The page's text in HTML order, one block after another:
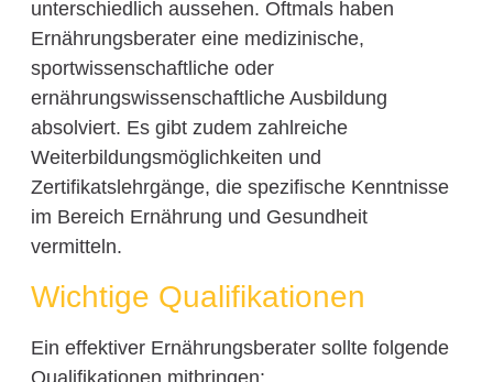
unterschiedlich aussehen. Oftmals haben
Ernährungsberater eine medizinische,
sportwissenschaftliche oder
ernährungswissenschaftliche Ausbildung
absolviert. Es gibt zudem zahlreiche
Weiterbildungsmöglichkeiten und
Zertifikatslehrgänge, die spezifische Kenntnisse
im Bereich Ernährung und Gesundheit
vermitteln.
Wichtige Qualifikationen
Ein effektiver Ernährungsberater sollte folgende